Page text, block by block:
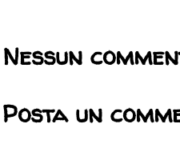
Nessun
Posta un